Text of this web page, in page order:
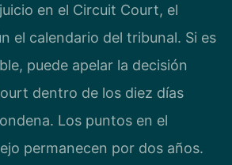
en el Circuit Court, el
el calendario del tribunal. Si es
puede apelar la decisión
dentro de los diez días
Los puntos en el
permanecen por dos años.